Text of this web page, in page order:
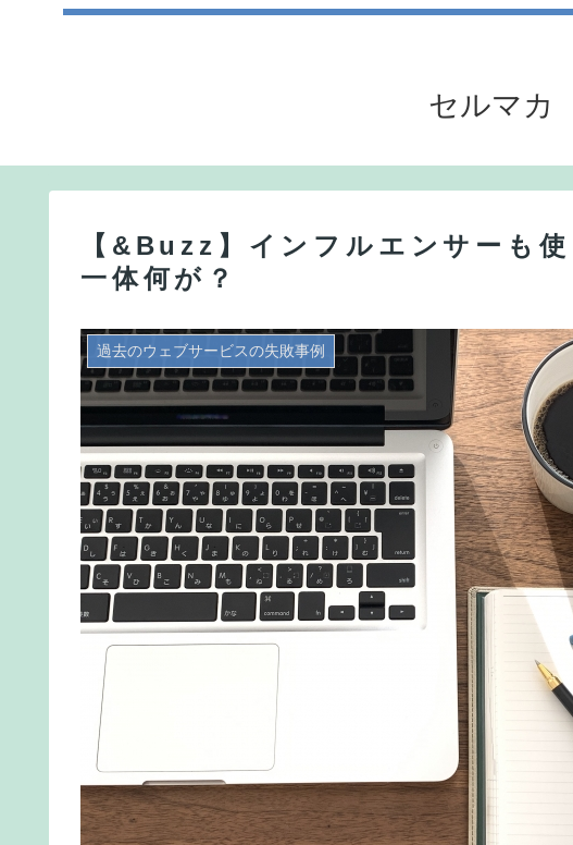
セルマカ
【&Buzz】インフルエンサーも
一体何が？
過去のウェブサービスの失敗事例